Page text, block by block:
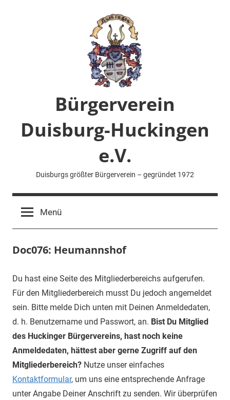
Bürgerverein
Duisburg-Huckingen
e.V.
Duisburgs größter Bürgerverein – gegründet 1972
Menü
Doc076: Heumannshof
Du hast eine Seite des Mitgliederbereichs aufgerufen.
Für den Mitgliederbereich musst Du jedoch angemeldet
sein. Bitte melde Dich unten mit Deinen Anmeldedaten,
d. h. Benutzername und Passwort, an. Bist Du Mitglied
des Huckinger Bürgervereins, hast noch keine
Anmeldedaten, hättest aber gerne Zugriff auf den
Mitgliederbereich? Nutze unser einfaches
Kontaktformular, um uns eine entsprechende Anfrage
unter Angabe Deiner Anschrift zu senden. Wir überprüfen